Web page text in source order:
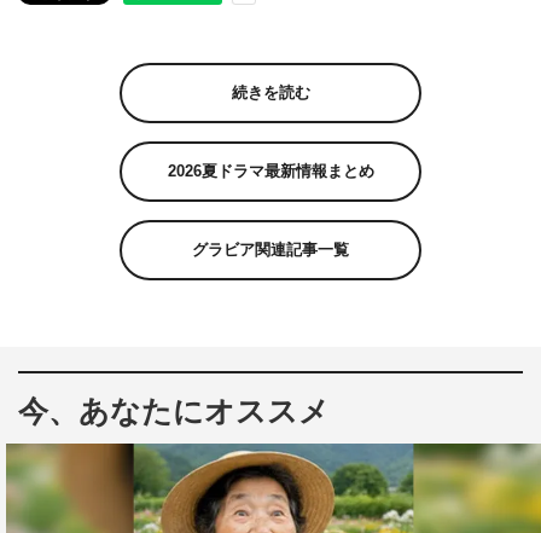
続きを読む
2026夏ドラマ最新情報まとめ
グラビア関連記事一覧
今、あなたにオススメ